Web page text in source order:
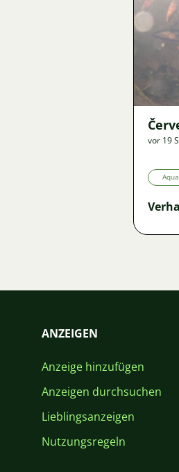
vor 19
ANZEIGEN
Anzeige hinzufügen
Anzeigen durchsuchen
Lieblingsanzeigen
Nutzungsregeln